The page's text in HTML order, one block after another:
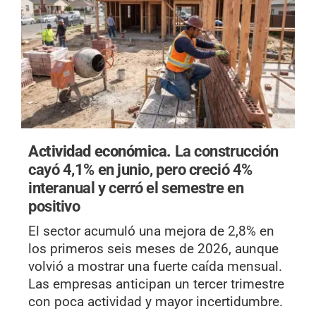
Actividad económica. La construcción
cayó 4,1% en junio, pero creció 4%
interanual y cerró el semestre en
positivo
El sector acumuló una mejora de 2,8% en
los primeros seis meses de 2026, aunque
volvió a mostrar una fuerte caída mensual.
Las empresas anticipan un tercer trimestre
con poca actividad y mayor incertidumbre.